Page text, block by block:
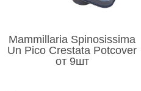
Mammillaria Spinosissima
Un Pico Crestata Potcover
от 9шт